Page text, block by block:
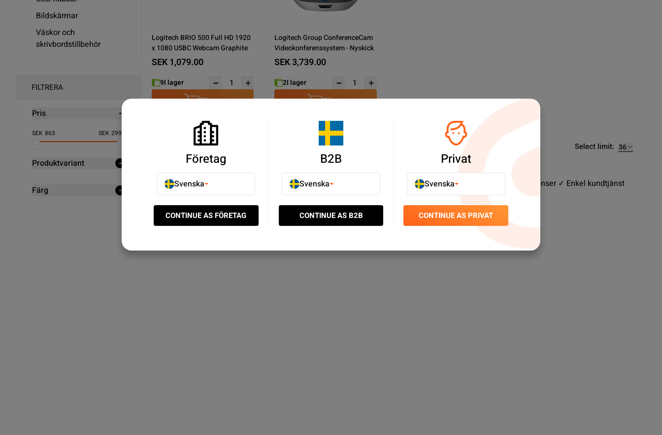
Bildskärmar
Väskor och
skrivbordstillbehör
FILTRERA
Pris
SEK 863 SEK 2992
Produktvariant
Färg
Logitech BRIO 500 Full HD 1920
x 1080 USBC Webcam Graphite
SEK 1,079.00
9I lager
Köp nu
Logitech Group ConferenceCam
Videokonferenssystem - Nyskick
SEK 3,739.00
2I lager
Köp nu
Select limit:
Upptäck Webbkameror - Datortillbehör - Datorer & Bärbara till svårslagna priser. ✓ Stort sortiment ✓ Snabba leveranser ✓ Enkel kundtjänst
Företag
Svenska
CONTINUE AS FÖRETAG
B2B
Svenska
CONTINUE AS B2B
Privat
Svenska
CONTINUE AS PRIVAT